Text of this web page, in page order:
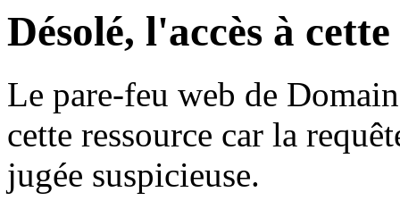
Désolé, l'accès à
Le pare-feu web de
cette ressource car la
jugée suspicieuse.